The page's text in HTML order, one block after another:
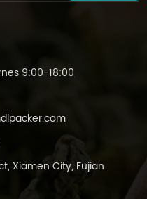
9:00-18:00
Xiamen City, Fujian